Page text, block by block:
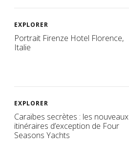
EXPLORER
Portrait Firenze Hotel Florence,
Italie
EXPLORER
Caraïbes secrètes : les nouveaux
itinéraires d’exception de Four
Seasons Yachts